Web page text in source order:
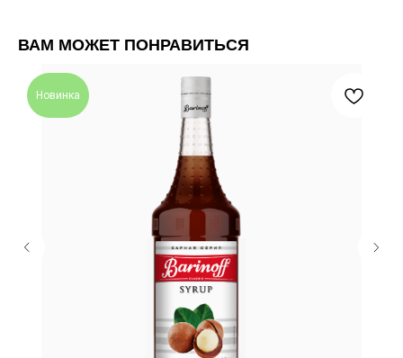
ВАМ МОЖЕТ ПОНРАВИТЬСЯ
Новинка